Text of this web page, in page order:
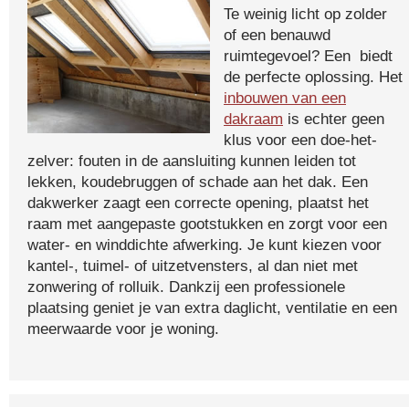
Te weinig licht op zolder
of een benauwd
ruimtegevoel? Een biedt
de perfecte oplossing. Het
inbouwen van een
dakraam is echter geen
klus voor een doe-het-
zelver: fouten in de aansluiting kunnen leiden tot
lekken, koudebruggen of schade aan het dak. Een
dakwerker zaagt een correcte opening, plaatst het
raam met aangepaste gootstukken en zorgt voor een
water- en winddichte afwerking. Je kunt kiezen voor
kantel-, tuimel- of uitzetvensters, al dan niet met
zonwering of rolluik. Dankzij een professionele
plaatsing geniet je van extra daglicht, ventilatie en een
meerwaarde voor je woning.